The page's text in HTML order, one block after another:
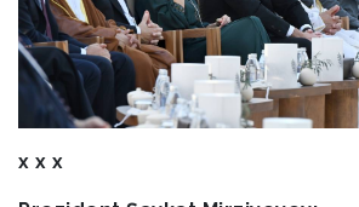
x x x